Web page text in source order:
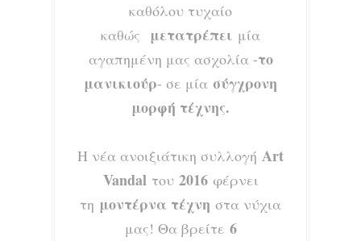
καθόλου τυχαίο
καθώς μετατρέπει μία
αγαπημένη μας ασχολία -το
μανικιούρ- σε μία σύγχρονη
μορφή τέχνης.
Η νέα ανοιξιάτικη συλλογή Art
Vandal του2016φέρνει
τη μοντέρνα τέχνη στα νύχια
μας! Θα βρείτε 6